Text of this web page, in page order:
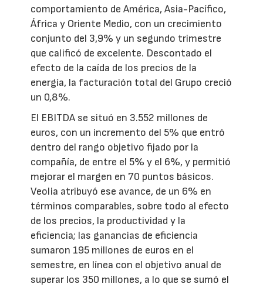
comportamiento de América, Asia-Pacífico,
África y Oriente Medio, con un crecimiento
conjunto del 3,9% y un segundo trimestre
que calificó de excelente. Descontado el
efecto de la caída de los precios de la
energía, la facturación total del Grupo creció
un 0,8%.
El EBITDA se situó en 3.552 millones de
euros, con un incremento del 5% que entró
dentro del rango objetivo fijado por la
compañía, de entre el 5% y el 6%, y permitió
mejorar el margen en 70 puntos básicos.
Veolia atribuyó ese avance, de un 6% en
términos comparables, sobre todo al efecto
de los precios, la productividad y la
eficiencia; las ganancias de eficiencia
sumaron 195 millones de euros en el
semestre, en línea con el objetivo anual de
superar los 350 millones, a lo que se sumó el